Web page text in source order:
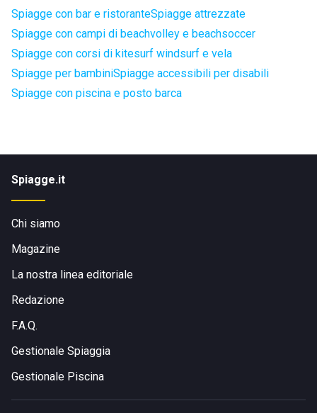
Spiagge con bar e ristoranteSpiagge attrezzate
Spiagge con campi di beachvolley e beachsoccer
Spiagge con corsi di kitesurf windsurf e vela
Spiagge per bambiniSpiagge accessibili per disabili
Spiagge con piscina e posto barca
Spiagge.it
Chi siamo
Magazine
La nostra linea editoriale
Redazione
F.A.Q.
Gestionale Spiaggia
Gestionale Piscina